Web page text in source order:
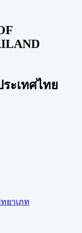
ะเทศไทย
ยาเภท